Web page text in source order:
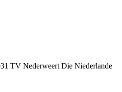
TV Nederweert Die Niederlande